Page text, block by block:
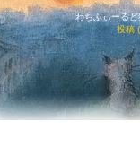
わちふぃーる
投稿